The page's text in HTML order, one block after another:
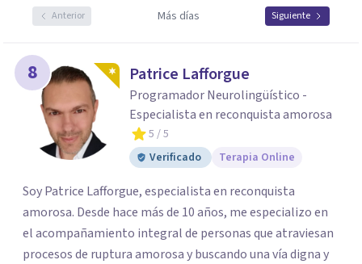
Anterior Más días Siguiente
8 Patrice Lafforgue
Programador Neurolingüístico -
Especialista en reconquista amorosa
5 / 5
Verificado
Terapia Online
Soy Patrice Lafforgue, especialista en reconquista
amorosa. Desde hace más de 10 años, me especializo en
el acompañamiento integral de personas que atraviesan
procesos de ruptura amorosa y buscando una vía digna y